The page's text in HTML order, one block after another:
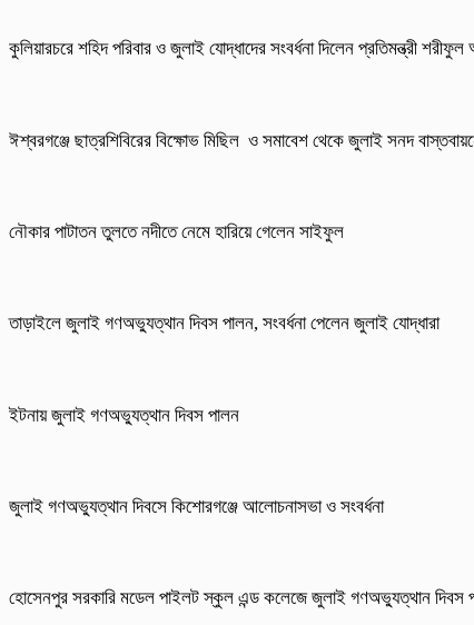
কুলিয়ারচরে শহিদ পরিবার ও জুলাই যোদ্ধাদের সংবর্ধনা দিলেন প্রতিমন্ত্রী
ঈশ্বরগঞ্জে ছাত্রশিবিরের বিক্ষোভ মিছিল ও সমাবেশ থেকে জুলাই সনদ
নৌকার পাটাতন তুলতে নদীতে নেমে হারিয়ে গেলেন সাইফুল
তাড়াইলে জুলাই গণঅভ্যুত্থান দিবস পালন, সংবর্ধনা পেলেন জুলাই যোদ্ধারা
ইটনায় জুলাই গণঅভ্যুত্থান দিবস পালন
জুলাই গণঅভ্যুত্থান দিবসে কিশোরগঞ্জে আলোচনাসভা ও সংবর্ধনা
হোসেনপুর সরকারি মডেল পাইলট স্কুল এন্ড কলেজে জুলাই গণঅভ্যুত্থান দিবস